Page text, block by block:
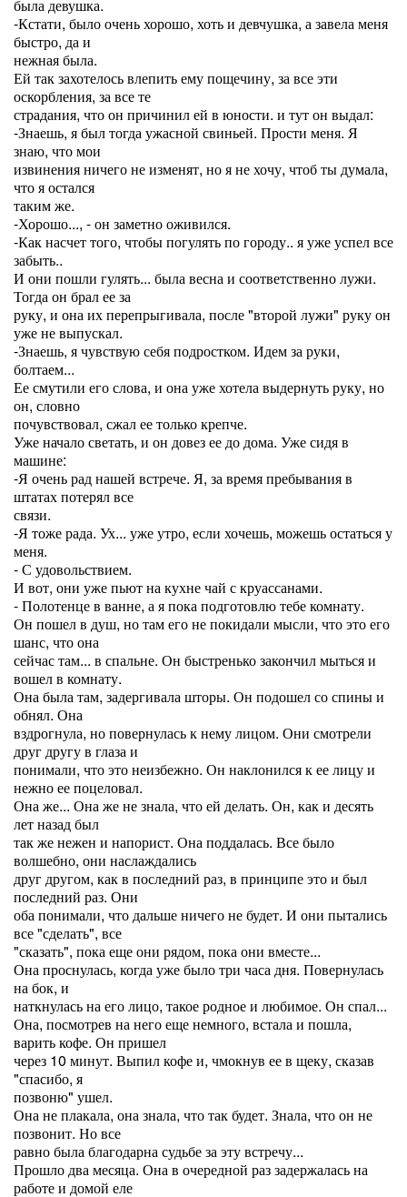
была девушка.
-Кстати, было очень хорошо, хоть и девчушка, а завела меня
быстро, да и
нежная была.
Ей так захотелось влепить ему пощечину, за все эти
оскорбления, за все те
страдания, что он причинил ей в юности. и тут он выдал:
-Знаешь, я был тогда ужасной свиньей. Прости меня. Я
знаю, что мои
извинения ничего не изменят, но я не хочу, чтоб ты думала,
что я остался
таким же.
-Хорошо..., - он заметно оживился.
-Как насчет того, чтобы погулять по городу.. я уже успел все
забыть..
И они пошли гулять... была весна и соответственно лужи.
Тогда он брал ее за
руку, и она их перепрыгивала, после "второй лужи" руку он
уже не выпускал.
-Знаешь, я чувствую себя подростком. Идем за руки,
болтаем...
Ее смутили его слова, и она уже хотела выдернуть руку, но
он, словно
почувствовал, сжал ее только крепче.
Уже начало светать, и он довез ее до дома. Уже сидя в
машине:
-Я очень рад нашей встрече. Я, за время пребывания в
штатах потерял все
связи.
-Я тоже рада. Ух... уже утро, если хочешь, можешь остаться у
меня.
- С удовольствием.
И вот, они уже пьют на кухне чай с круассанами.
- Полотенце в ванне, а я пока подготовлю тебе комнату.
Он пошел в душ, но там его не покидали мысли, что это его
шанс, что она
сейчас там... в спальне. Он быстренько закончил мыться и
вошел в комнату.
Она была там, задергивала шторы. Он подошел со спины и
обнял. Она
вздрогнула, но повернулась к нему лицом. Они смотрели
друг другу в глаза и
понимали, что это неизбежно. Он наклонился к ее лицу и
нежно ее поцеловал.
Она же... Она же не знала, что ей делать. Он, как и десять
лет назад был
так же нежен и напорист. Она поддалась. Все было
волшебно, они наслаждались
друг другом, как в последний раз, в принципе это и был
последний раз. Они
оба понимали, что дальше ничего не будет. И они пытались
все "сделать", все
"сказать", пока еще они рядом, пока они вместе...
Она проснулась, когда уже было три часа дня. Повернулась
на бок, и
наткнулась на его лицо, такое родное и любимое. Он спал...
Она, посмотрев на него еще немного, встала и пошла,
варить кофе. Он пришел
через 10 минут. Выпил кофе и, чмокнув ее в щеку, сказав
"спасибо, я
позвоню" ушел.
Она не плакала, она знала, что так будет. Знала, что он не
позвонит. Но все
равно была благодарна судьбе за эту встречу...
Прошло два месяца. Она в очередной раз задержалась на
работе и домой еле